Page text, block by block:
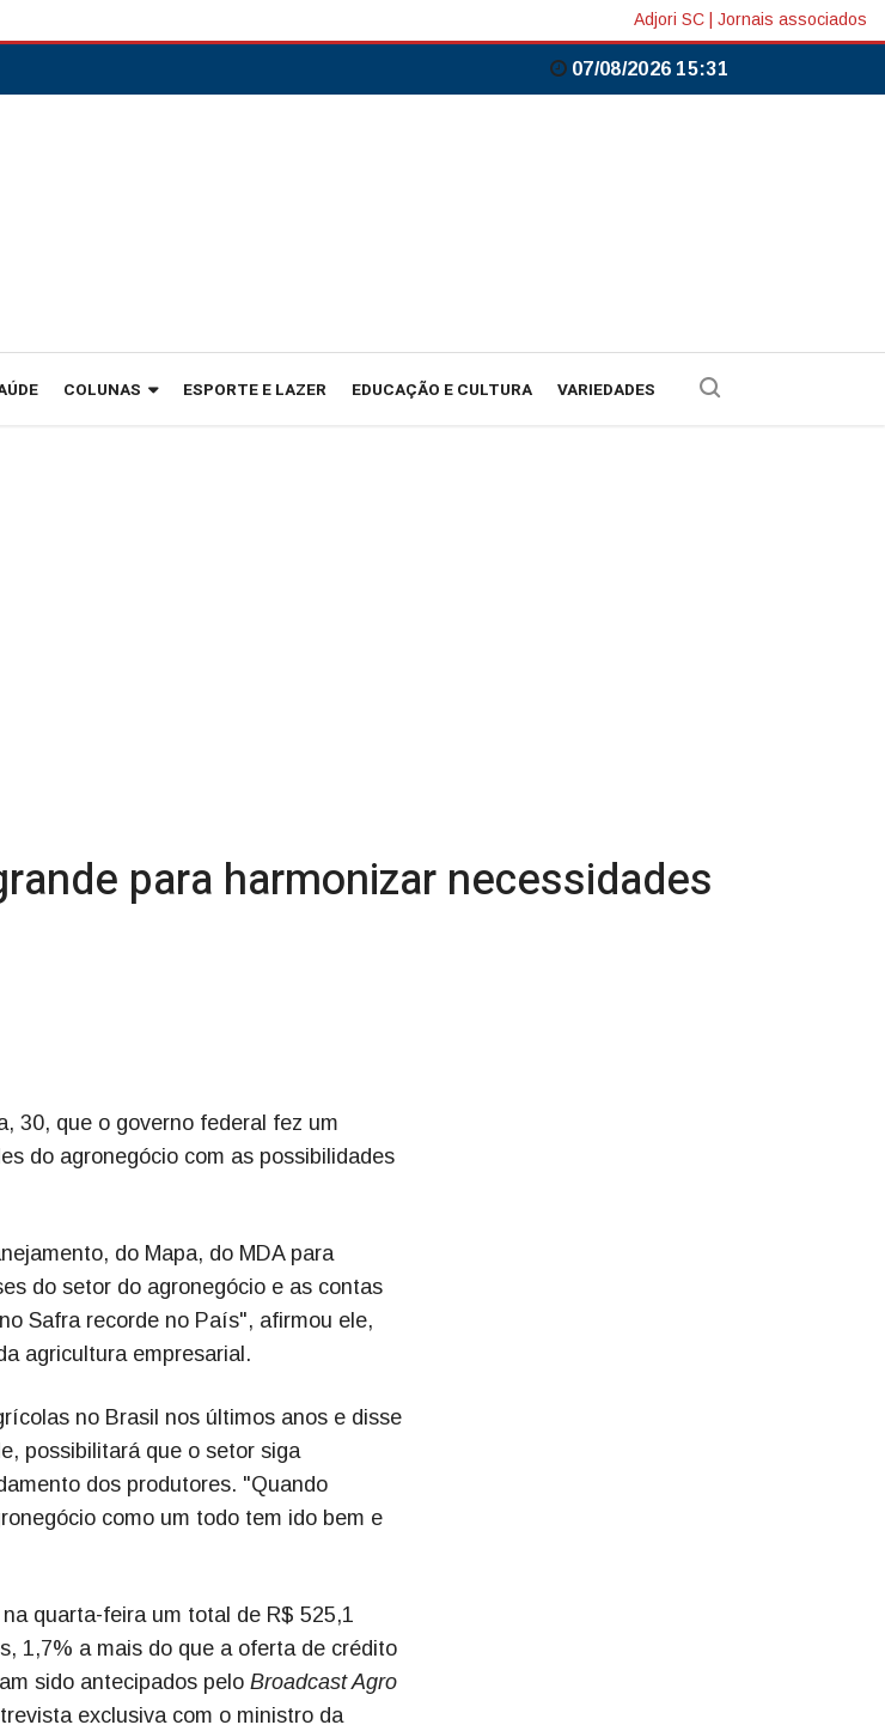
Adjori SC Jornais associados
07/08/2026 15:31
COLUNAS ESPORTE E LAZER EDUCAÇÃO E CULTURA VARIEDADES
para harmonizar necessidades
30, que o governo federal fez um
do agronegócio com as possibilidades
do Mapa, do MDA para
do setor do agronegócio e as contas
Safra recorde no País", afirmou ele,
agricultura empresarial.
no Brasil nos últimos anos e disse
possibilitará que o setor siga
dos produtores. "Quando
como um todo tem ido bem e
quarta-feira um total de R$ 525,1
1,7% a mais do que a oferta de crédito
sido antecipados pelo Broadcast Agro
exclusiva com o ministro da